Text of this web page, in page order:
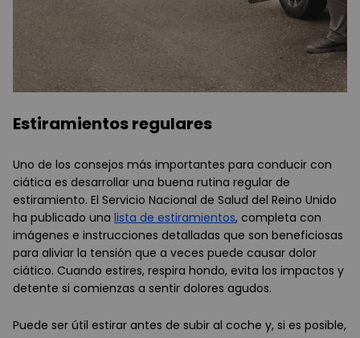
Estiramientos regulares
Uno de los consejos más importantes para conducir con
ciática es desarrollar una buena rutina regular de
estiramiento. El Servicio Nacional de Salud del Reino Unido
ha publicado una lista de estiramientos, completa con
imágenes e instrucciones detalladas que son beneficiosas
para aliviar la tensión que a veces puede causar dolor
ciático. Cuando estires, respira hondo, evita los impactos y
detente si comienzas a sentir dolores agudos.
Puede ser útil estirar antes de subir al coche y, si es posible,